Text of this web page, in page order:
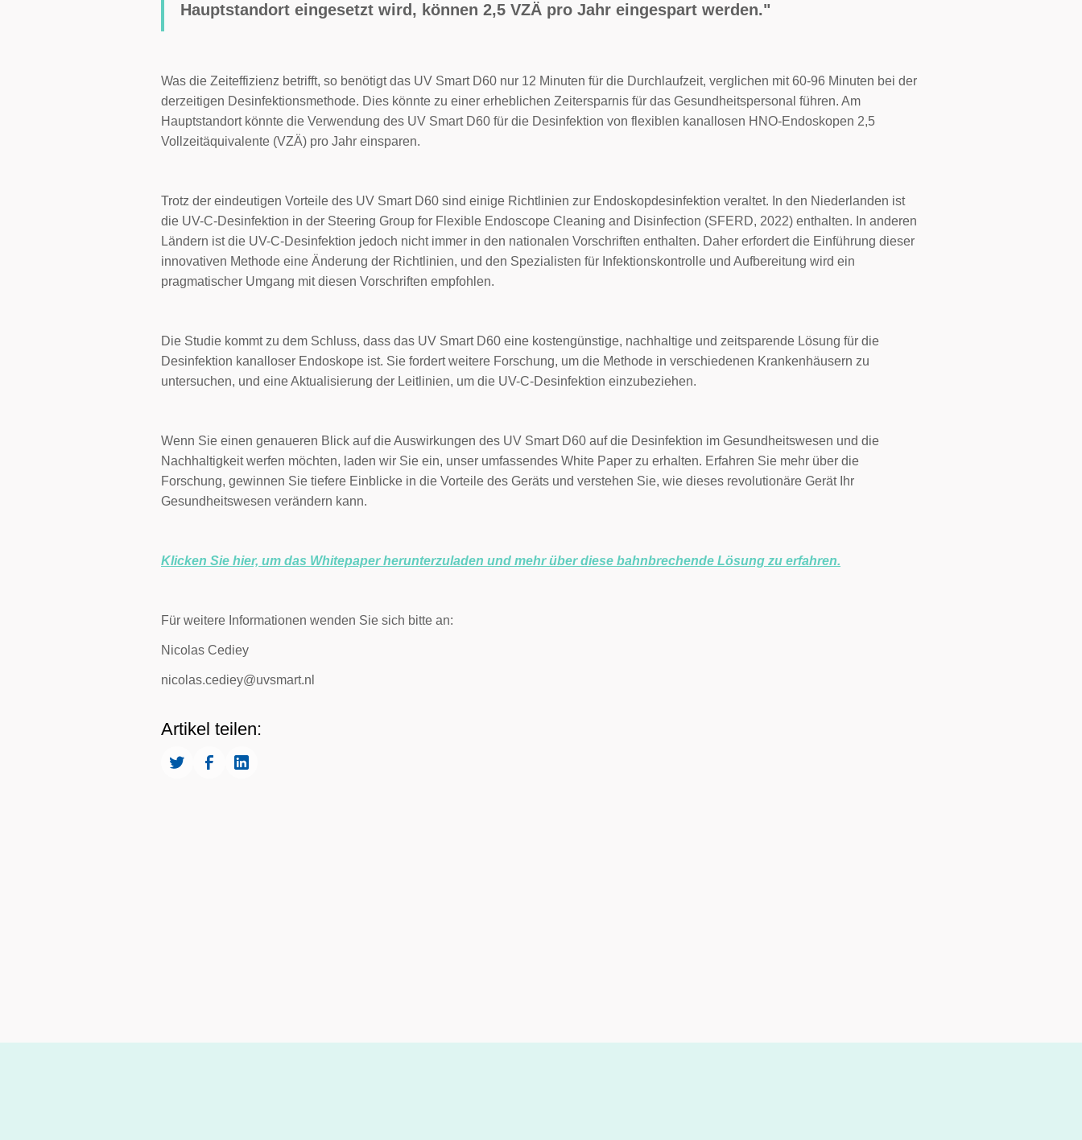
Hauptstandort eingesetzt wird, können 2,5 VZÄ pro Jahr eingespart werden."
Was die Zeiteffizienz betrifft, so benötigt das UV Smart D60 nur 12 Minuten für die Durchlaufzeit, verglichen mit 60-96 Minuten bei der
derzeitigen Desinfektionsmethode. Dies könnte zu einer erheblichen Zeitersparnis für das Gesundheitspersonal führen. Am
Hauptstandort könnte die Verwendung des UV Smart D60 für die Desinfektion von flexiblen kanallosen HNO-Endoskopen 2,5
Vollzeitäquivalente (VZÄ) pro Jahr einsparen.
Trotz der eindeutigen Vorteile des UV Smart D60 sind einige Richtlinien zur Endoskopdesinfektion veraltet. In den Niederlanden ist
die UV-C-Desinfektion in der Steering Group for Flexible Endoscope Cleaning and Disinfection (SFERD, 2022) enthalten. In anderen
Ländern ist die UV-C-Desinfektion jedoch nicht immer in den nationalen Vorschriften enthalten. Daher erfordert die Einführung dieser
innovativen Methode eine Änderung der Richtlinien, und den Spezialisten für Infektionskontrolle und Aufbereitung wird ein
pragmatischer Umgang mit diesen Vorschriften empfohlen.
Die Studie kommt zu dem Schluss, dass das UV Smart D60 eine kostengünstige, nachhaltige und zeitsparende Lösung für die
Desinfektion kanalloser Endoskope ist. Sie fordert weitere Forschung, um die Methode in verschiedenen Krankenhäusern zu
untersuchen, und eine Aktualisierung der Leitlinien, um die UV-C-Desinfektion einzubeziehen.
Wenn Sie einen genaueren Blick auf die Auswirkungen des UV Smart D60 auf die Desinfektion im Gesundheitswesen und die
Nachhaltigkeit werfen möchten, laden wir Sie ein, unser umfassendes White Paper zu erhalten. Erfahren Sie mehr über die
Forschung, gewinnen Sie tiefere Einblicke in die Vorteile des Geräts und verstehen Sie, wie dieses revolutionäre Gerät Ihr
Gesundheitswesen verändern kann.
Klicken Sie hier, um das Whitepaper herunterzuladen und mehr über diese bahnbrechende Lösung zu erfahren.
Für weitere Informationen wenden Sie sich bitte an:
Nicolas Cediey
nicolas.cediey@uvsmart.nl
Artikel teilen: